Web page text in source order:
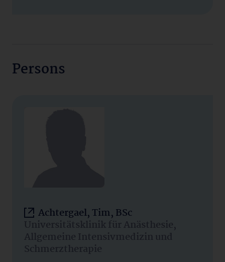
Persons
Achtergael, Tim, BSc
Universitätsklinik für Anästhesie,
Allgemeine Intensivmedizin und
Schmerztherapie